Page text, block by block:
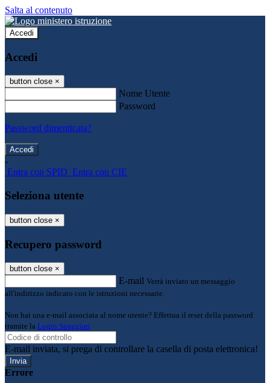
Salta al contenuto
Accedi
Accedi
button close ×
Nome Utente
Password
Password dimenticata?
-
Entra con SPID Entra con CIE
Seleziona utente
button close ×
Recupero password
button close ×
E-mail Verrà inviato un messaggio
all'indirizzo indicato con le istruzioni necessarie.
Non hai una e-mail associata al nome utente? Effettua il reset della password
tramite la Login Spaggiari
E-mail inviata, si prega di controllare la casella di posta elettronica!
Errore